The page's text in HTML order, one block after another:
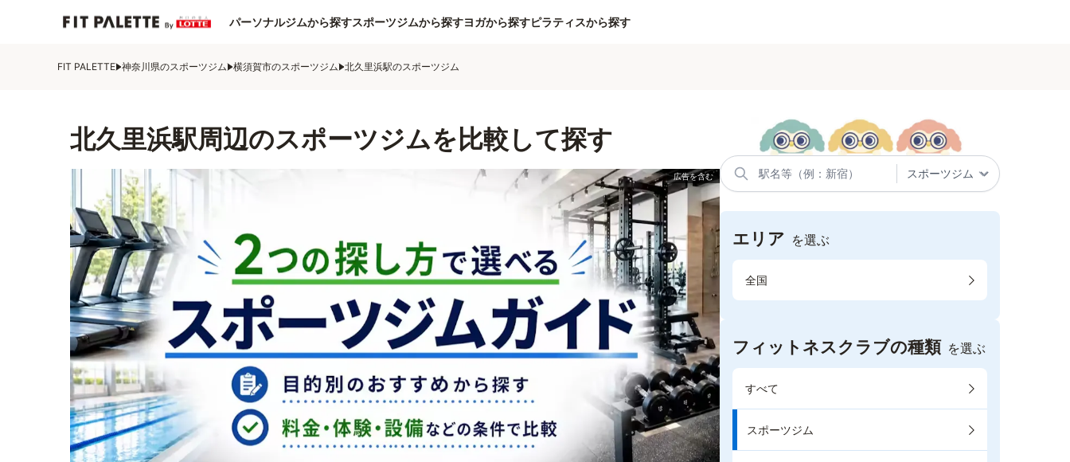
パーソナルジムから探すスポーツジムから探すヨガから探すピラティスから探す
FIT PALETTE 神奈川県のスポーツジム 横須賀市のスポーツジム 北久里浜駅のスポーツジム
北久里浜駅周辺のスポーツジムを比較して探す
エリア を選ぶ
全国
フィットネスクラブの種類 を選ぶ
すべて
スポーツジム